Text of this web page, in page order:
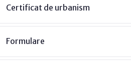
Certificat de urbanism
Formulare